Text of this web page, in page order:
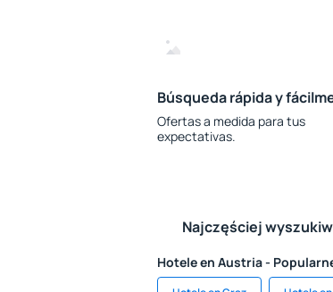
Búsqueda rápida y
Ofertas a medida para tus
expectativas.
Najczęściej
Hotele en Austria -